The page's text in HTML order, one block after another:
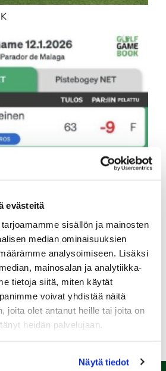
evästeitä
sisällön ja mainosten
median ominaisuuksien
analysoimiseen. Lisäksi
mainosalan ja analytiikka-
tietoja siitä, miten käytät
voivat yhdistää näitä
joita olet antanut heille tai joita on
heidän palvelujaan.
Näytä tiedot